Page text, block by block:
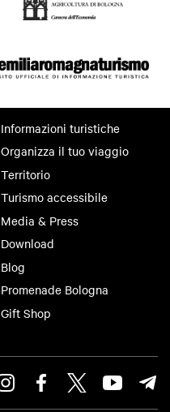
Informazioni turistiche
Organizza il tuo viaggio
Territorio
Turismo accessibile
Media & Press
Download
Blog
Promenade Bologna
Gift Shop